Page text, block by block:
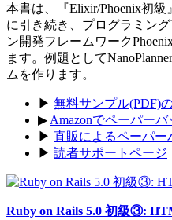
本書は、『Elixir/Phoenix初
に引き続き、プログラミン
ン開発フレームワーク
ます。例題として
ムを作ります。
▶ 無料サンプル(PDF)
▶ Amazonでペーパー
▶ 直販によるペーパー
▶ 読者サポートページ
Ruby on Rails 5.0 初級③: